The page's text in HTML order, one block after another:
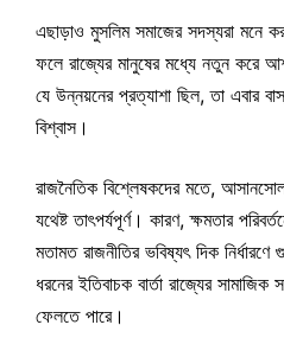
এছাড়াও মুসলিম সমাজের সদস্যরা মনে
ফলে রাজ্যের মানুষের মধ্যে নতুন করে
যে উন্নয়নের প্রত্যাশা ছিল, তা এবার
বিশ্বাস।
রাজনৈতিক বিশ্লেষকদের মতে,
যথেষ্ট তাৎপর্যপূর্ণ। কারণ, ক্ষমতার
মতামত রাজনীতির ভবিষ্যৎ দিক
ধরনের ইতিবাচক বার্তা রাজ্যের
ফেলতে পারে।